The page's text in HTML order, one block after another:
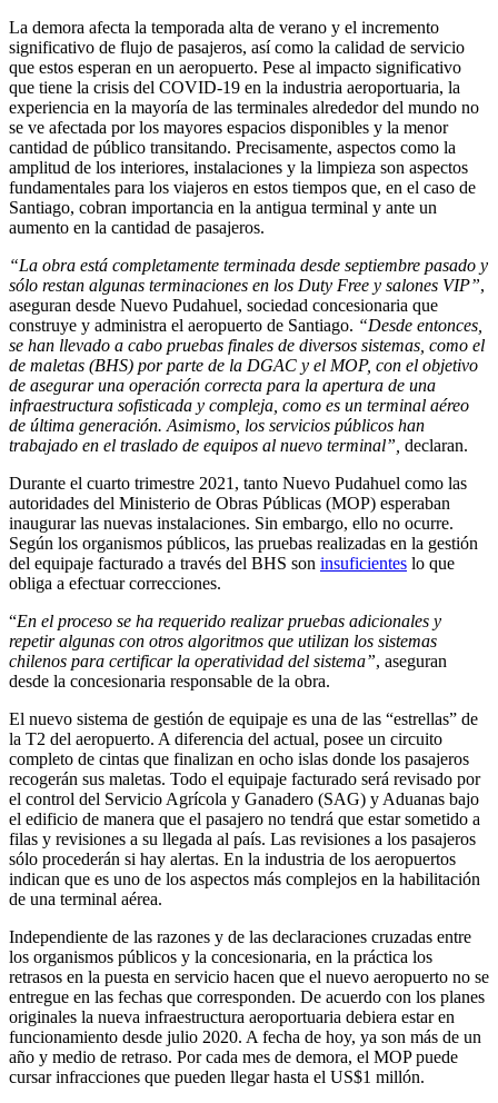
La demora afecta la temporada alta de verano y el incremento
significativo de flujo de pasajeros, así como la calidad de servicio
que estos esperan en un aeropuerto. Pese al impacto significativo
que tiene la crisis del COVID-19 en la industria aeroportuaria, la
experiencia en la mayoría de las terminales alrededor del mundo no
se ve afectada por los mayores espacios disponibles y la menor
cantidad de público transitando. Precisamente, aspectos como la
amplitud de los interiores, instalaciones y la limpieza son aspectos
fundamentales para los viajeros en estos tiempos que, en el caso de
Santiago, cobran importancia en la antigua terminal y ante un
aumento en la cantidad de pasajeros.
“La obra está completamente terminada desde septiembre pasado y
sólo restan algunas terminaciones en los Duty Free y salones VIP”,
aseguran desde Nuevo Pudahuel, sociedad concesionaria que
construye y administra el aeropuerto de Santiago. “Desde entonces,
se han llevado a cabo pruebas finales de diversos sistemas, como el
de maletas (BHS) por parte de la DGAC y el MOP, con el objetivo
de asegurar una operación correcta para la apertura de una
infraestructura sofisticada y compleja, como es un terminal aéreo
de última generación. Asimismo, los servicios públicos han
trabajado en el traslado de equipos al nuevo terminal”, declaran.
Durante el cuarto trimestre 2021, tanto Nuevo Pudahuel como las
autoridades del Ministerio de Obras Públicas (MOP) esperaban
inaugurar las nuevas instalaciones. Sin embargo, ello no ocurre.
Según los organismos públicos, las pruebas realizadas en la gestión
del equipaje facturado a través del BHS son insuficientes lo que
obliga a efectuar correcciones.
“En el proceso se ha requerido realizar pruebas adicionales y
repetir algunas con otros algoritmos que utilizan los sistemas
chilenos para certificar la operatividad del sistema”, aseguran
desde la concesionaria responsable de la obra.
El nuevo sistema de gestión de equipaje es una de las “estrellas” de
la T2 del aeropuerto. A diferencia del actual, posee un circuito
completo de cintas que finalizan en ocho islas donde los pasajeros
recogerán sus maletas. Todo el equipaje facturado será revisado por
el control del Servicio Agrícola y Ganadero (SAG) y Aduanas bajo
el edificio de manera que el pasajero no tendrá que estar sometido a
filas y revisiones a su llegada al país. Las revisiones a los pasajeros
sólo procederán si hay alertas. En la industria de los aeropuertos
indican que es uno de los aspectos más complejos en la habilitación
de una terminal aérea.
Independiente de las razones y de las declaraciones cruzadas entre
los organismos públicos y la concesionaria, en la práctica los
retrasos en la puesta en servicio hacen que el nuevo aeropuerto no se
entregue en las fechas que corresponden. De acuerdo con los planes
originales la nueva infraestructura aeroportuaria debiera estar en
funcionamiento desde julio 2020. A fecha de hoy, ya son más de un
año y medio de retraso. Por cada mes de demora, el MOP puede
cursar infracciones que pueden llegar hasta el US$1 millón.